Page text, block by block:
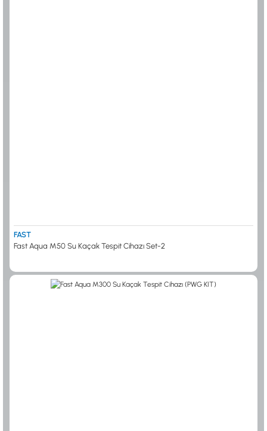
FAST
Fast Aqua M50 Su Kaçak Tespit Cihazı Set-2